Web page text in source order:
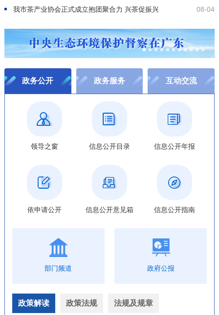
我市茶产业协会正式成立抱团聚合力 兴茶促振兴 08-04
政务公开 政务服务 互动交流
领导之窗 信息公开目录 信息公开年报
依申请公开 信息公开意见箱 信息公开指南
部门频道 政府公报
政策解读 政策法规 法规及规章